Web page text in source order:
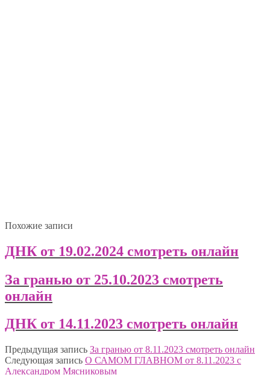
Похожие записи
ДНК от 19.02.2024 смотреть онлайн
За гранью от 25.10.2023 смотреть
онлайн
ДНК от 14.11.2023 смотреть онлайн
Предыдущая запись За гранью от 8.11.2023 смотреть онлайн
Следующая запись О САМОМ ГЛАВНОМ от 8.11.2023 с
Александром Мясниковым